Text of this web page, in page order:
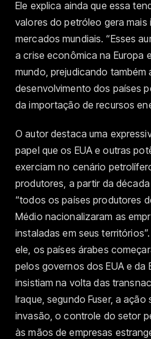
Ele explica ainda que essa
valores do petróleo gera mais
mercados mundiais. “Esses
a crise econômica na Europa
mundo, prejudicando também
desenvolvimento dos países
da importação de recursos
O autor destaca uma
papel que os EUA e outras
exerciam no cenário
produtores, a partir da década
“todos os países produtores
Médio nacionalizaram as
instaladas em seus
ele, os países árabes
pelos governos dos EUA e da
insistiam na volta das
Iraque, segundo Fuser, a
invasão, o controle do setor
às mãos de empresas